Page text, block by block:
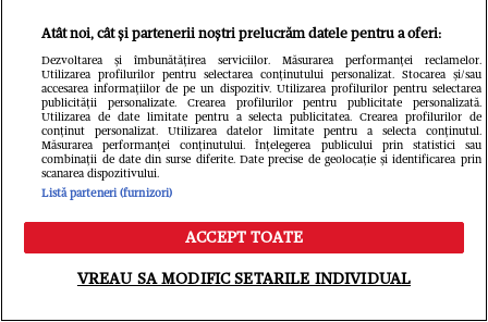
Din aceeași categorie
Meniu Caută
Atât noi, cât și partenerii noștri prelucrăm datele pentru a oferi:
Dezvoltarea și îmbunătățirea serviciilor. Măsurarea performanței reclamelor.
Utilizarea profilurilor pentru selectarea conținutului personalizat. Stocarea și/sau
accesarea informațiilor de pe un dispozitiv. Utilizarea profilurilor pentru selectarea
publicității personalizate. Crearea profilurilor pentru publicitate personalizată.
Utilizarea de date limitate pentru a selecta publicitatea. Crearea profilurilor de
conținut personalizat. Utilizarea datelor limitate pentru a selecta conținutul.
Măsurarea performanței conținutului. Înțelegerea publicului prin statistici sau
combinații de date din surse diferite. Date precise de geolocație și identificarea prin
scanarea dispozitivului.
Listă parteneri (furnizori)
ACCEPT TOATE
VREAU SA MODIFIC SETARILE INDIVIDUAL